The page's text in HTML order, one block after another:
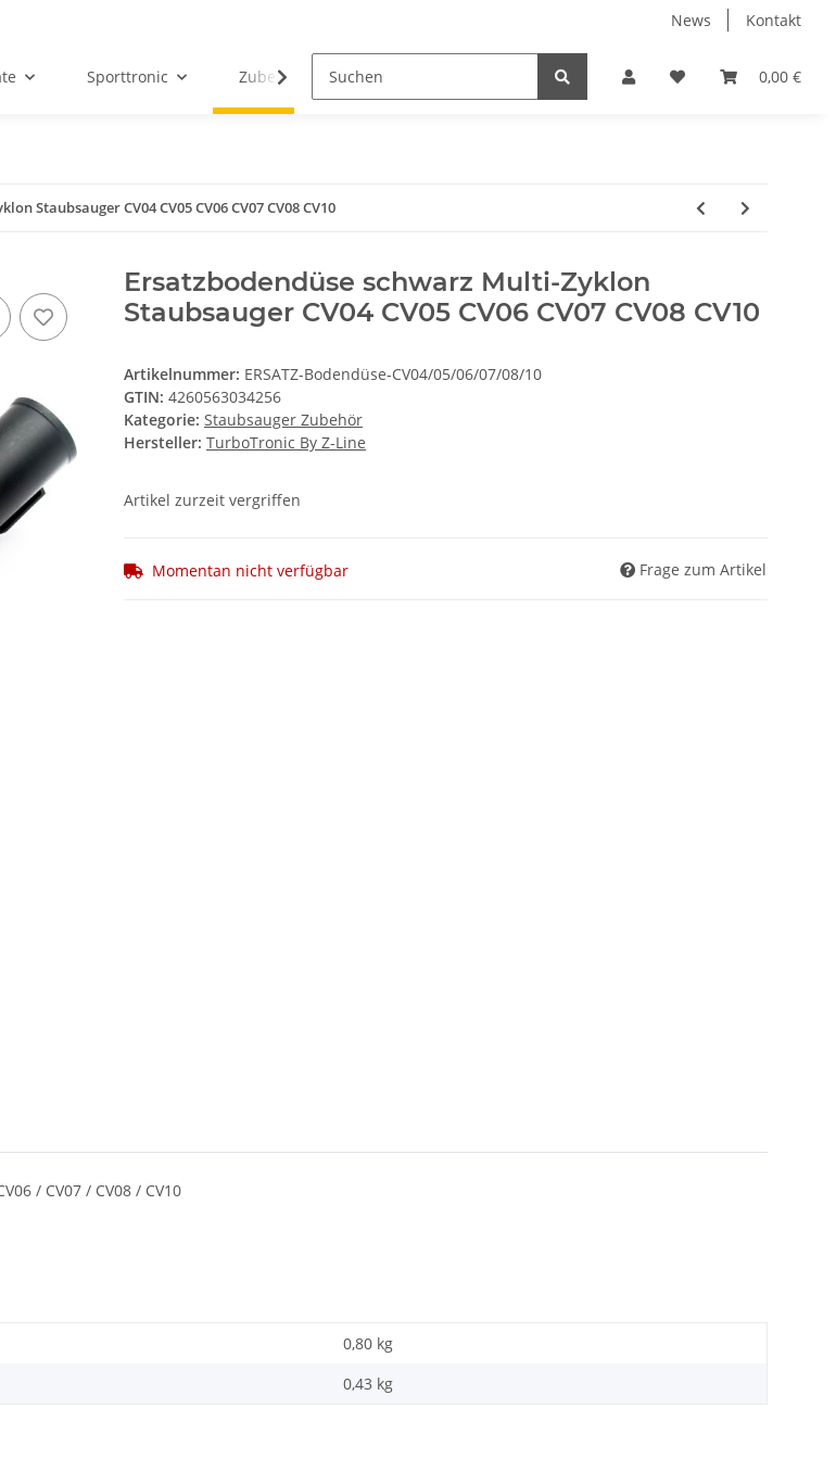
News Kontakt
0,00 €
Sporttronic Zubehör
Staubsauger CV04 CV05 CV06 CV07 CV08 CV10
Ersatzbodendüse schwarz Multi-Zyklon
Staubsauger CV04 CV05 CV06 CV07 CV08 CV10
Artikelnummer: ERSATZ-Bodendüse-CV04/05/06/07/08/10
GTIN: 4260563034256
Kategorie: Staubsauger Zubehör
Hersteller: TurboTronic By Z-Line
Artikel zurzeit vergriffen
Momentan nicht verfügbar Frage zum Artikel
/ CV07 / CV08 / CV10
0,80 kg
0,43 kg